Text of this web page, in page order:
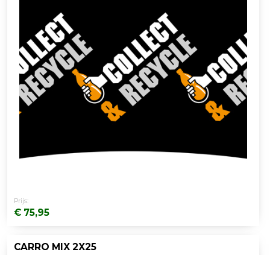
Prijs:
€ 75,95
CARRO MIX 2X25